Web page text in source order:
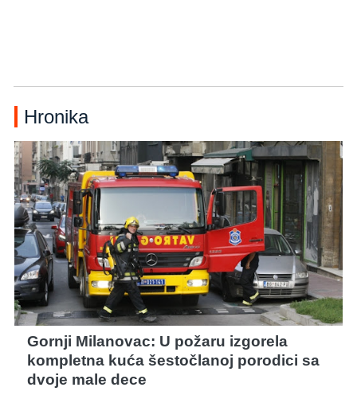
Hronika
Gornji Milanovac: U požaru izgorela
kompletna kuća šestočlanoj porodici sa
dvoje male dece